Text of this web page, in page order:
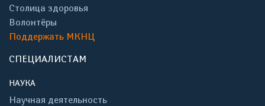
Столица здоровья
Волонтёры
Поддержать МКНЦ
СПЕЦИАЛИСТАМ
НАУКА
Научная деятельность